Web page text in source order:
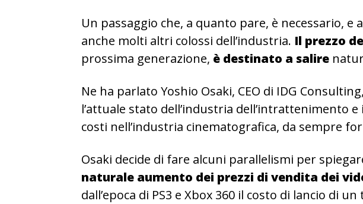
Un passaggio che, a quanto pare, è necessario, e
anche molti altri colossi dell’industria. Il prezzo
prossima generazione, è destinato a salire
Ne ha parlato Yoshio Osaki, CEO di IDG
l’attuale stato dell’industria dell’intrattenimento e
costi nell’industria cinematografica, da sempre
Osaki decide di fare alcuni parallelismi per
naturale aumento dei prezzi di vendita dei
dall’epoca di PS3 e Xbox 360 il costo di lancio di